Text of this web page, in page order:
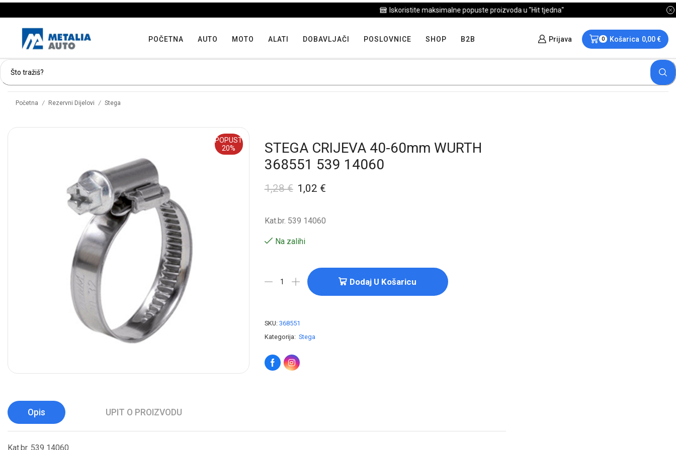
Iskoristite maksimalne popuste proizvoda u "Hit tjedna"
POČETNA AUTO MOTO ALATI DOBAVLJAČI POSLOVNICE SHOP B2B Prijava 0 Košarica 0,00€
Početna / Rezervni Dijelovi / Stega
POPUST
20%
STEGA CRIJEVA 40-60mm WURTH
368551 539 14060
1,28€ 1,02 €
Kat.br. 539 14060
Na zalihi
Dodaj U Košaricu
SKU: 368551
Kategorija: Stega
Opis UPIT O PROIZVODU
Kat.br. 539 14060